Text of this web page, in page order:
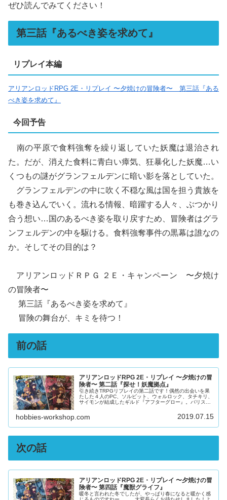
ぜひ読んでみてください！
第三話『あるべき姿を求めて』
リプレイ本編
アリアンロッドRPG 2E・リプレイ 〜夕焼けの冒険者〜 第三話『ある
べき姿を求めて』
今回予告
南の平原で食料強奪を繰り返していた妖魔は退治され
た。だが、消えた食料に青白い瘴気、狂暴化した妖魔…い
くつもの謎がグランフェルデンに暗い影を落としていた。
グランフェルデンの中に吹く不穏な風は国を担う貴族を
も巻き込んでいく。流れる情報、暗躍する人々、ぶつかり
合う想い…国のあるべき姿を取り戻すため、冒険者はグラ
ンフェルデンの中を駆ける。食料強奪事件の黒幕は誰なの
か。そしてその目的は？
アリアンロッドＲＰＧ ２Ｅ・キャンペーン 〜夕焼け
の冒険者〜
第三話『あるべき姿を求めて』
冒険の舞台が、キミを待つ！
前の話
アリアンロッドRPG 2E・リプレイ 〜夕焼けの冒
険者〜 第二話『探せ！妖魔拠点』
引き続きTRPGリプレイの第二話です！偶然の出会いを果
たした４人のPC、ソルビット、ウォルロック、タチキリ、
サイモンが結成したギルド『アフターグロー』。パリス同
hobbies-workshop.com 2019.07.15
次の話
アリアンロッドRPG 2E・リプレイ 〜夕焼けの冒
険者〜 第四話『魔獣グライフ』
暖冬と言われた冬でしたが、やっぱり春になると暖かく感